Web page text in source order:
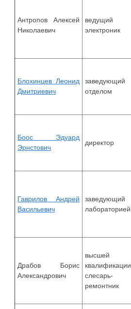
Антропов Алексей
Николаевич
ведущий
электроник
Блохинцев Леонид
Дмитриевич
заведующий
отделом
Боос Эдуард
Эрнстович
директор
Гаврилов Андрей
Васильевич
заведующий
лабораторией
Драбов Борис
Александрович
высшей
квалификации
слесарь-
ремонтник